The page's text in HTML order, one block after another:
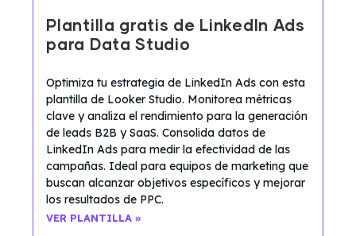
Plantilla gratis de LinkedIn Ads
para Data Studio
Optimiza tu estrategia de LinkedIn Ads con esta
plantilla de Looker Studio. Monitorea métricas
clave y analiza el rendimiento para la generación
de leads B2B y SaaS. Consolida datos de
LinkedIn Ads para medir la efectividad de las
campañas. Ideal para equipos de marketing que
buscan alcanzar objetivos específicos y mejorar
los resultados de PPC.
VER PLANTILLA »